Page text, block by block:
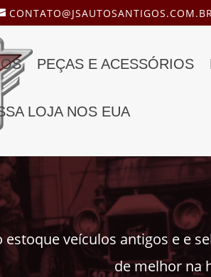
CONTATO@JSAUTOSANTIGOS.COM.BR
PEÇAS E ACESSÓRIOS
LOJA NOS EUA
estoque veículos antigos e e
de melhor na